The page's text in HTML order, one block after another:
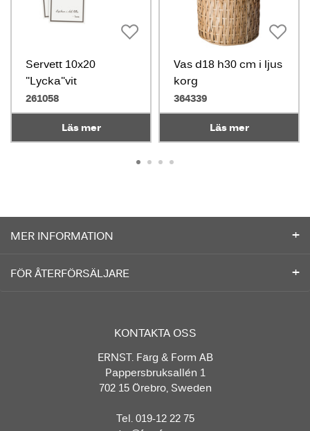
Servett 10x20
"Lycka"vit
261058
Läs mer
Vas d18 h30 cm i ljus
korg
364339
Läs mer
MER INFORMATION
FÖR ÅTERFÖRSÄLJARE
KONTAKTA OSS
ERNST. Färg & Form AB
Pappersbruksallén 1
702 15 Örebro, Sweden
Tel. 019-12 22 75